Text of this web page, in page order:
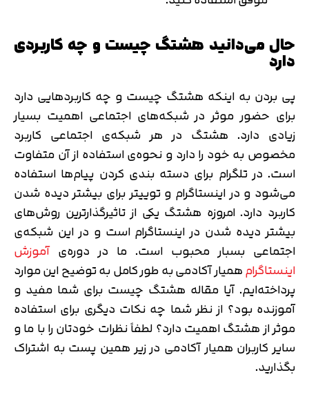
حال می‌دانید هشتگ چیست و چه کاربردی
دارد
پی بردن به اینکه هشتگ چیست و چه کاربردهایی دارد
برای حضور موثر در شبکه‌های اجتماعی اهمیت بسیار
زیادی دارد. هشتگ در هر شبکه‌ی اجتماعی کاربرد
مخصوص به خود را دارد و نحوه‌ی استفاده از آن متفاوت
است. در تلگرام برای دسته بندی کردن پیام‌ها استفاده
می‌شود و در اینستاگرام و توییتر برای بیشتر دیده شدن
کاربرد دارد. امروزه هشتگ یکی از تاثیرگذارترین روش‌های
بیشتر دیده شدن در اینستاگرام است و در این شبکه‌ی
اجتماعی بسبار محبوب است. ما در دوره‌یآموزش
اینستاگرامهمیار آکادمی به طور کامل به توضیح این موارد
پرداخته‌ایم. آیا مقاله هشتگ چیست برای شما مفید و
آموزنده بود؟ از نظر شما چه نکات دیگری برای استفاده
موثر از هشتگ اهمیت دارد؟ لطفاً نظرات خودتان را با ما و
سایر کاربران همیار آکادمی در زیر همین پست به اشتراک
بگذارید.